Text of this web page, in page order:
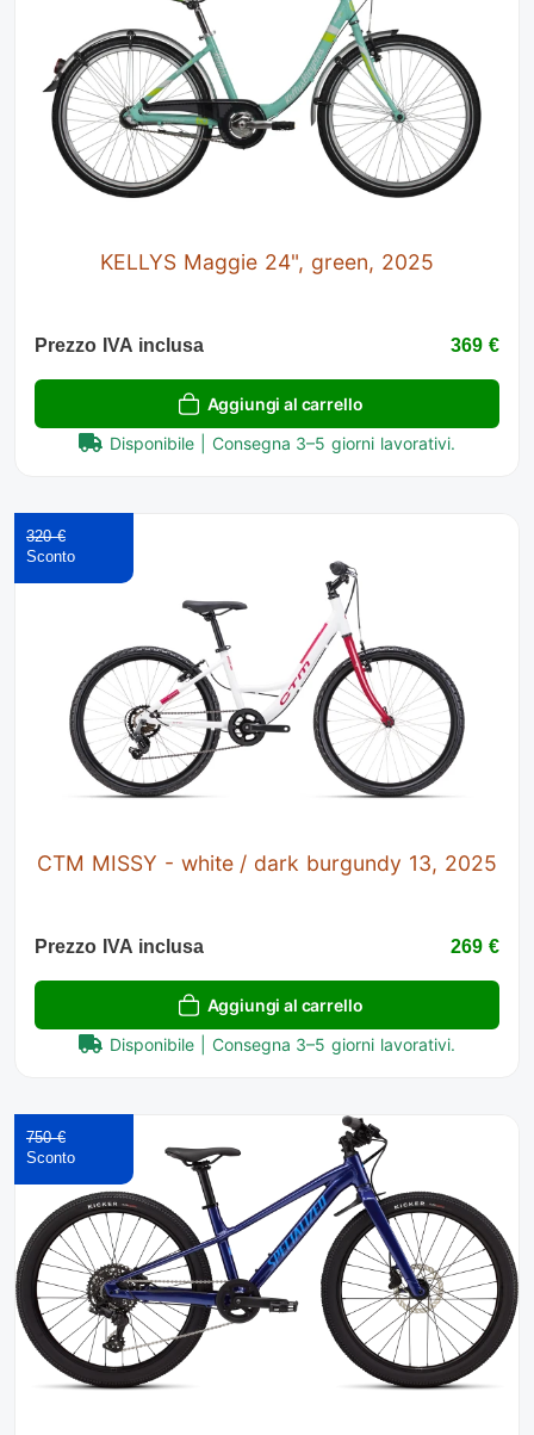
KELLYS Maggie 24", green, 2025
Prezzo IVA inclusa 369 €
Aggiungi al carrello
Disponibile | Consegna 3–5 giorni lavorativi.
CTM MISSY - white / dark burgundy 13, 2025
320 €
Prezzo IVA inclusa 269 €
Aggiungi al carrello
Disponibile | Consegna 3–5 giorni lavorativi.
750 €